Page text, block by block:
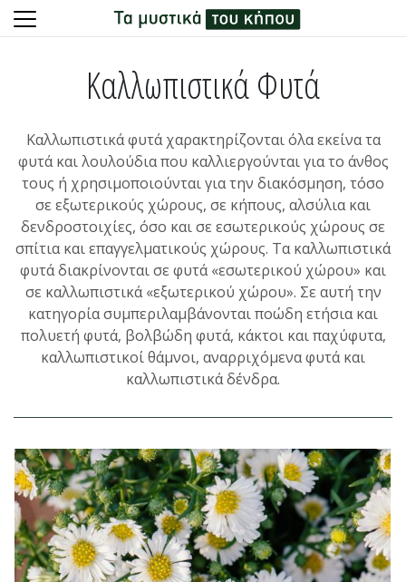
Καλλωπιστικά Φυτά
Καλλωπιστικά φυτά χαρακτηρίζονται όλα εκείνα τα
φυτά και λουλούδια που καλλιεργούνται για το άνθος
τους ή χρησιμοποιούνται για την διακόσμηση, τόσο
σε εξωτερικούς χώρους, σε κήπους, αλσύλια και
δενδροστοιχίες, όσο και σε εσωτερικούς χώρους σε
σπίτια και επαγγελματικούς χώρους. Τα καλλωπιστικά
φυτά διακρίνονται σε φυτά «εσωτερικού χώρου» και
σε καλλωπιστικά «εξωτερικού χώρου». Σε αυτή την
κατηγορία συμπεριλαμβάνονται ποώδη ετήσια και
πολυετή φυτά, βολβώδη φυτά, κάκτοι και παχύφυτα,
καλλωπιστικοί θάμνοι, αναρριχόμενα φυτά και
καλλωπιστικά δένδρα.